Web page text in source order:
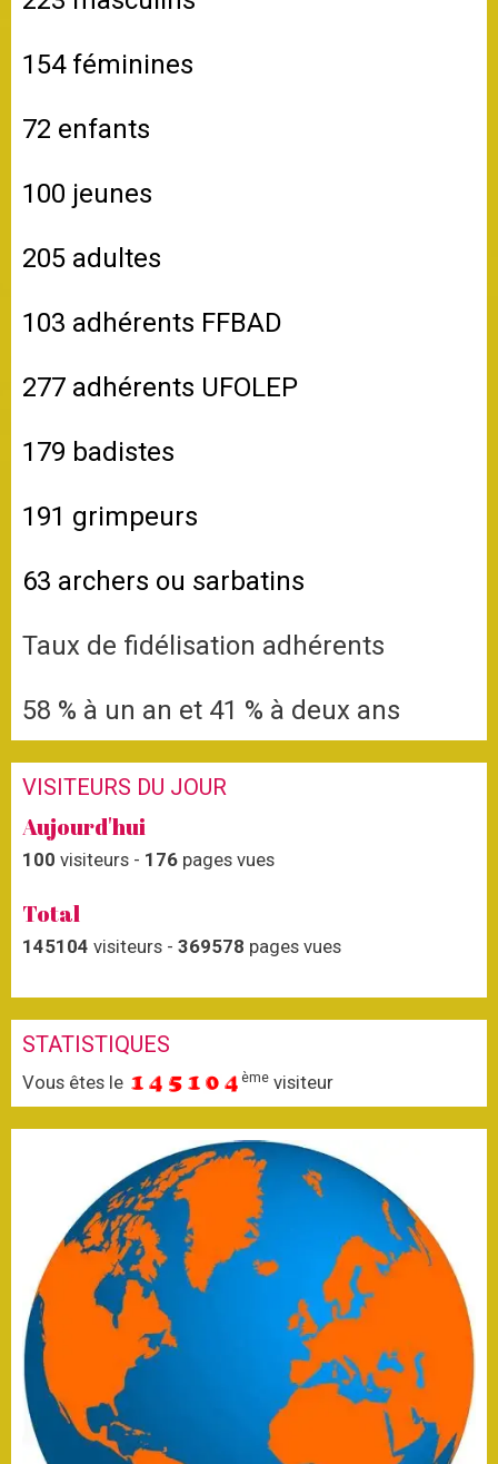
154 féminines
72 enfants
100 jeunes
205 adultes
103 adhérents FFBAD
277 adhérents UFOLEP
179 badistes
191 grimpeurs
63 archers ou sarbatins
Taux de fidélisation adhérents
58 % à un an et 41 % à deux ans
VISITEURS DU JOUR
Aujourd'hui
100 visiteurs - 176 pages vues
Total
145104 visiteurs - 369578 pages vues
STATISTIQUES
Vous êtes le ème visiteur